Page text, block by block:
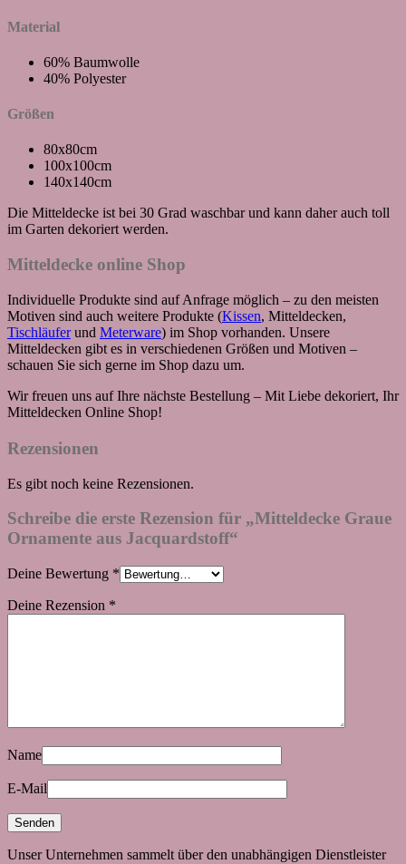
Material
60% Baumwolle
40% Polyester
Größen
80x80cm
100x100cm
140x140cm
Die Mitteldecke ist bei 30 Grad waschbar und kann daher auch toll
im Garten dekoriert werden.
Mitteldecke online Shop
Individuelle Produkte sind auf Anfrage möglich – zu den meisten
Motiven sind auch weitere Produkte (Kissen, Mitteldecken,
Tischläuferund Meterware) im Shop vorhanden. Unsere
Mitteldecken gibt es in verschiedenen Größen und Motiven –
schauen Sie sich gerne im Shop dazu um.
Wir freuen uns auf Ihre nächste Bestellung – Mit Liebe dekoriert, Ihr
Mitteldecken Online Shop!
Rezensionen
Es gibt noch keine Rezensionen.
Schreibe die erste Rezension für „Mitteldecke Graue
Ornamente aus Jacquardstoff“
Deine Bewertung *
Deine Rezension *
Name
E-Mail
Unser Unternehmen sammelt über den unabhängigen Dienstleister